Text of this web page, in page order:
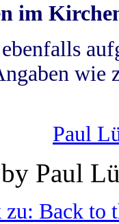
im
wie
Paul
Paul
zu: Back to